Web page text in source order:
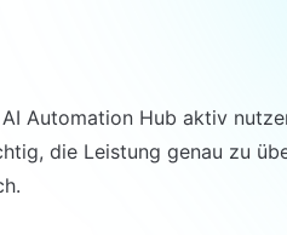
Automation Hub aktiv
die Leistung genau zu